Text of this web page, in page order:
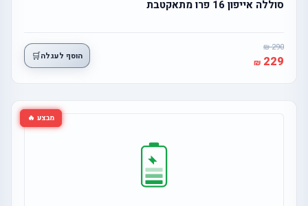
סוללה אייפון 16 פרו מתאקטבת
290
229 הוסף לעגלה🛒
מבצע 🔥